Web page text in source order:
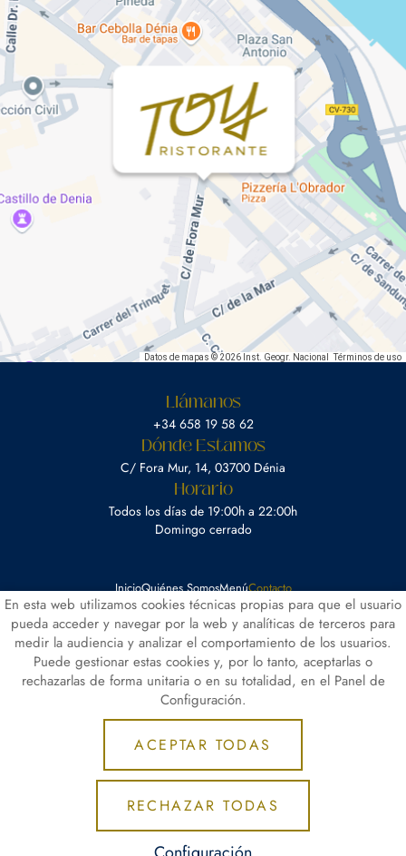
Datos de mapas © 2026 Inst. Geogr. Nacional Términos de uso
En esta web utilizamos cookies técnicas propias para que el usuario
pueda acceder y navegar por la web y analíticas de terceros para
medir la audiencia y analizar el comportamiento de los usuarios.
Puede gestionar estas cookies y, por lo tanto, aceptarlas o
rechazarlas de forma unitaria o en su totalidad, en el Panel de
Configuración.
ACEPTAR TODAS
RECHAZAR TODAS
Llámanos
‎+34 658 19 58 62
Dónde Estamos
C/ Fora Mur, 14, 03700 Dénia
Horario
Todos los días de 19:00h a 22:00h
Domingo cerrado
InicioQuiénes SomosMenúContacto
Aviso Legal // Política de Privacidad de Datos // Política de Cookies
// Configuración de Cookies